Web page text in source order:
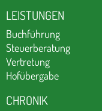
LEISTUNGEN
Buchführung
Steuerberatung
Vertretung
Hofübergabe
CHRONIK